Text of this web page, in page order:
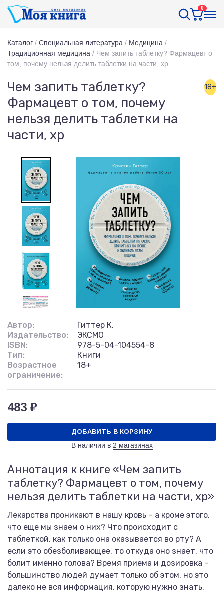
0
Каталог / Специальная литература / Медицина /
Традиционная медицина / Чем запить таблетку? Фармацевт о
том, почему нельзя делить таблетки на части, хр
Чем запить таблетку?
Фармацевт о том, почему
нельзя делить таблетки на
части, хр
18+
Автор:
Гиттер К.
Издательство:
ЭКСМО
ISBN:
978-5-04-104554-8
Тип:
Книги
Возрастное
ограничение:
18+
483 ₽
ДОБАВИТЬ В КОРЗИНУ
В наличии в 2 магазинах
Аннотация к книге «Чем запить
таблетку? Фармацевт о том, почему
нельзя делить таблетки на части, хр»
Лекарства проникают в нашу кровь – а кроме этого,
что еще мы знаем о них? Что происходит с
таблеткой, как только она оказывается во рту? А
если это обезболивающее, то откуда оно знает, что
болит именно голова? Время приема и дозировка –
большинство людей думает только об этом, но это
далеко не вся информация, которую нужно знать.